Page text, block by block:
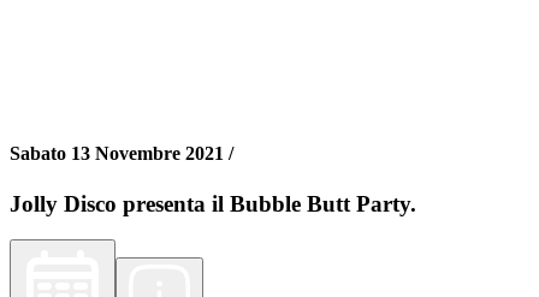
Sabato 13 Novembre 2021 /
Jolly Disco presenta il Bubble Butt Party.